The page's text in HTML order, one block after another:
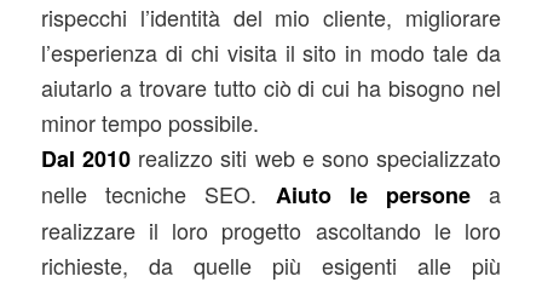
rispecchi l’identità del mio cliente, migliorare
l’esperienza di chi visita il sito in modo tale da
aiutarlo a trovare tutto ciò di cui ha bisogno nel
minor tempo possibile.
Dal 2010realizzo siti web e sono specializzato
nelle tecniche SEO. Aiuto le persone a
realizzare il loro progetto ascoltando le loro
richieste, da quelle più esigenti alle più